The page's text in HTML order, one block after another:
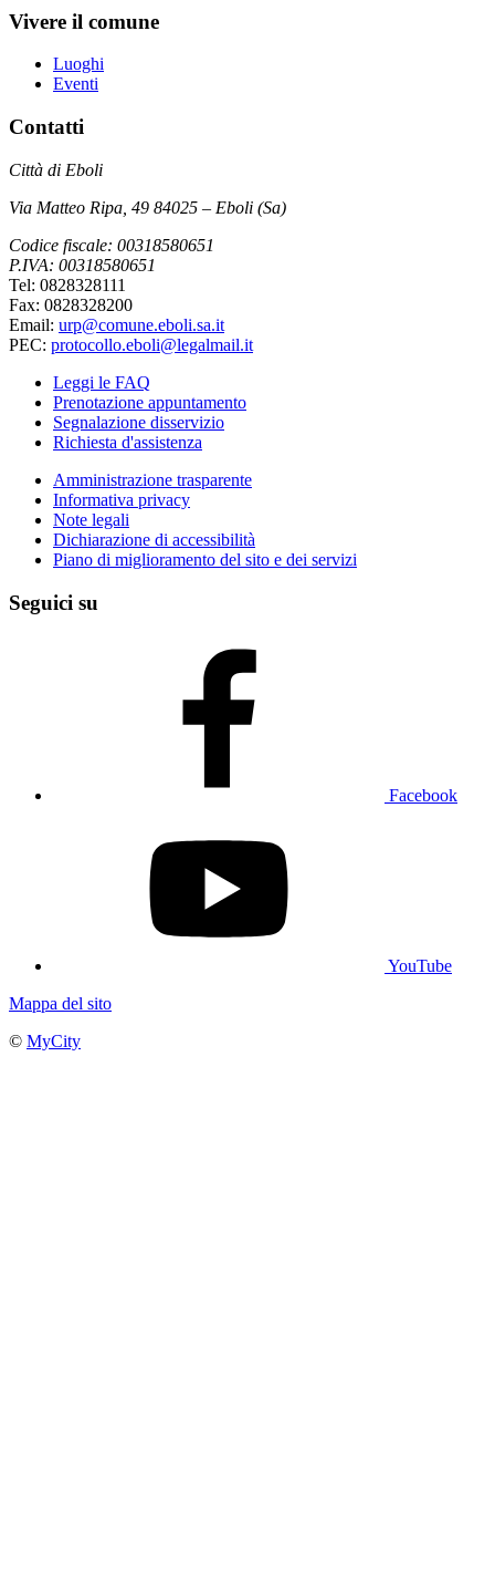
Vivere il comune
Luoghi
Eventi
Contatti
Città di Eboli
Via Matteo Ripa, 49 84025 – Eboli (Sa)
Codice fiscale: 00318580651
P.IVA: 00318580651
Tel: 0828328111
Fax: 0828328200
Email: urp@comune.eboli.sa.it
PEC: protocollo.eboli@legalmail.it
Leggi le FAQ
Prenotazione appuntamento
Segnalazione disservizio
Richiesta d'assistenza
Amministrazione trasparente
Informativa privacy
Note legali
Dichiarazione di accessibilità
Piano di miglioramento del sito e dei servizi
Seguici su
Facebook
YouTube
Mappa del sito
© MyCity